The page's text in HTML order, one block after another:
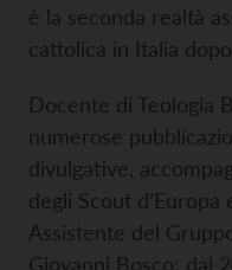
è la seconda realtà
cattolica in Italia dopo
Docente di Teologia
numerose
divulgative,
degli Scout
Assistente del
Giovanni Bosco; dal